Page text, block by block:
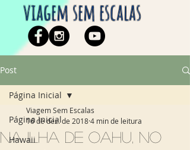
viagem sem escalas
Post
Página Inicial
Hawaii
Página Inicial
Na Ilha de Oahu, no
Viagem Sem Escalas
16 de dez. de 20184 min de leitura